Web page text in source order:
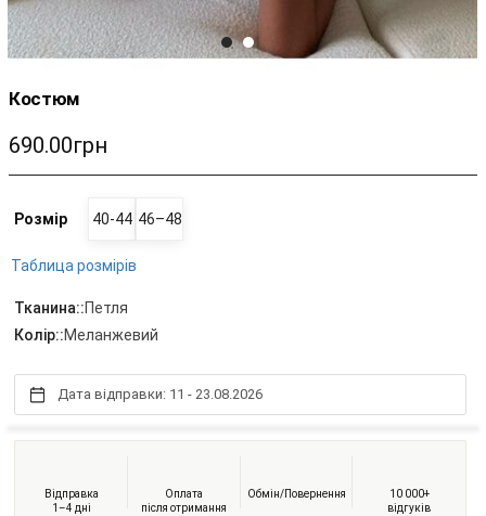
Костюм
690.00грн
Розмір 40-44 46–48
Таблица розмірів
Тканина::Петля
Колір::Меланжевий
Дата відправки: 11 - 23.08.2026
Відправка
1–4 дні
Оплата
після отримання
Обмін/Повернення
10 000+
відгуків